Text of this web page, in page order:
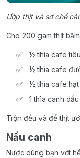
Ướp thịt và sơ chế
Cho 200 gam thịt
½ thìa cafe tiêu
½ thìa cafe
½ thìa cafe hạt
1 thìa canh
Trộn đều và để thịt
Nấu canh
Nước dùng bạn vớt